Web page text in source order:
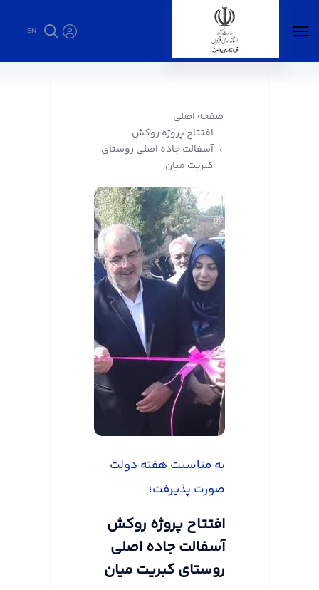
EN
صفحه اصلی
افتتاح پروژه روکش
آسفالت جاده اصلی روستای
کبریت میان
به مناسبت هفته دولت
صورت پذیرفت؛
افتتاح پروژه روکش
آسفالت جاده اصلی
روستای کبریت میان